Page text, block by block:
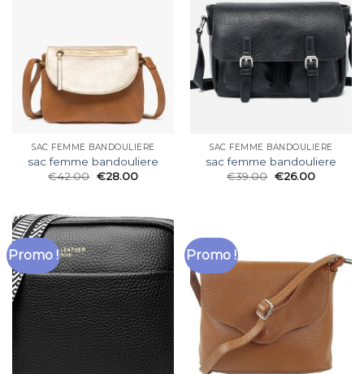
SAC FEMME BANDOULIERE
sac femme bandouliere
€42.00 €28.00
SAC FEMME BANDOULIERE
sac femme bandouliere
€39.00 €26.00
Promo ! Promo !